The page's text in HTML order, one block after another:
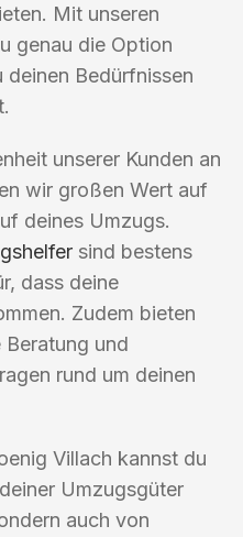
Mit unseren
genau die Option
Bedürfnissen
unserer Kunden an
wir großen Wert auf
deines Umzugs.
sind bestens
dass deine
Zudem bieten
und
rund um deinen
Villach kannst du
Umzugsgüter
auch von